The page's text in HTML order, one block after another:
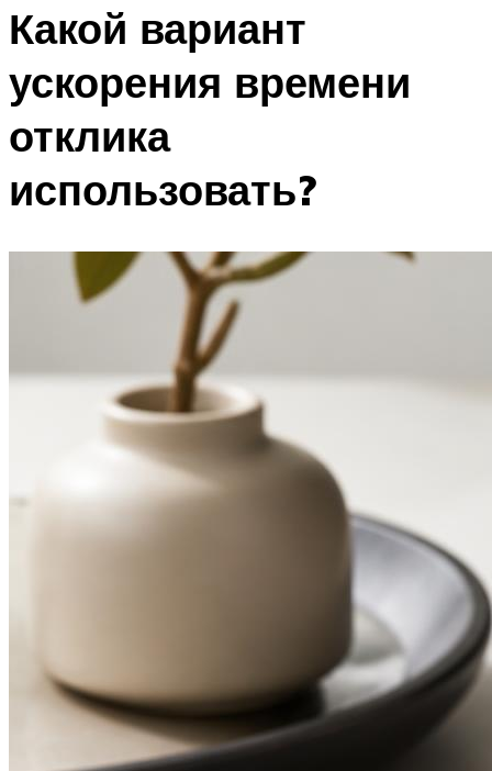
Какой вариант
ускорения времени
отклика
использовать?